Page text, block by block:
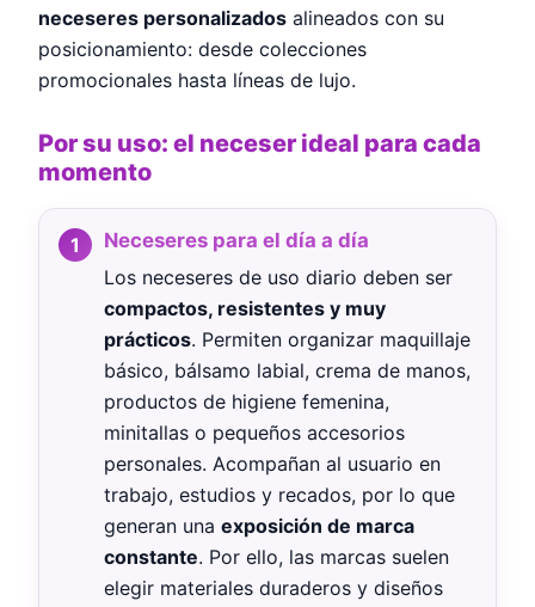
neceseres personalizados alineados con su
posicionamiento: desde colecciones
promocionales hasta líneas de lujo.
Por su uso: el neceser ideal para cada
momento
Neceseres para el día a día
Los neceseres de uso diario deben ser
compactos, resistentes y muy
prácticos. Permiten organizar maquillaje
básico, bálsamo labial, crema de manos,
productos de higiene femenina,
minitallas o pequeños accesorios
personales. Acompañan al usuario en
trabajo, estudios y recados, por lo que
generan una exposición de marca
constante. Por ello, las marcas suelen
elegir materiales duraderos y diseños